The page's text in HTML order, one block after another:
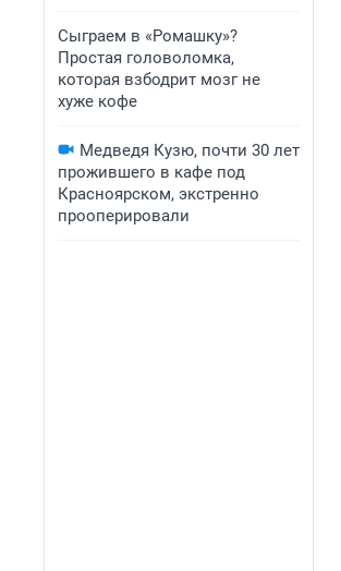
Сыграем в «Ромашку»?
Простая головоломка,
которая взбодрит мозг не
хуже кофе
Медведя Кузю, почти 30 лет
прожившего в кафе под
Красноярском, экстренно
прооперировали